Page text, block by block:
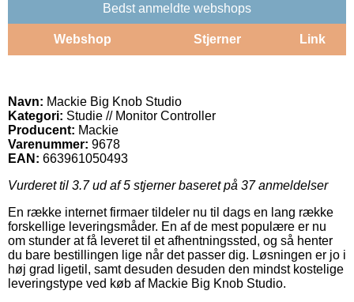
Bedst anmeldte webshops
Webshop Stjerner Link
Navn: Mackie Big Knob Studio
Kategori: Studie // Monitor Controller
Producent: Mackie
Varenummer: 9678
EAN: 663961050493
Vurderet til 3.7ud af 5 stjerner baseret på 37anmeldelser
En række internet firmaer tildeler nu til dags en lang række
forskellige leveringsmåder. En af de mest populære er nu
om stunder at få leveret til et afhentningssted, og så henter
du bare bestillingen lige når det passer dig. Løsningen er jo i
høj grad ligetil, samt desuden desuden den mindst kostelige
leveringstype ved køb af Mackie Big Knob Studio.